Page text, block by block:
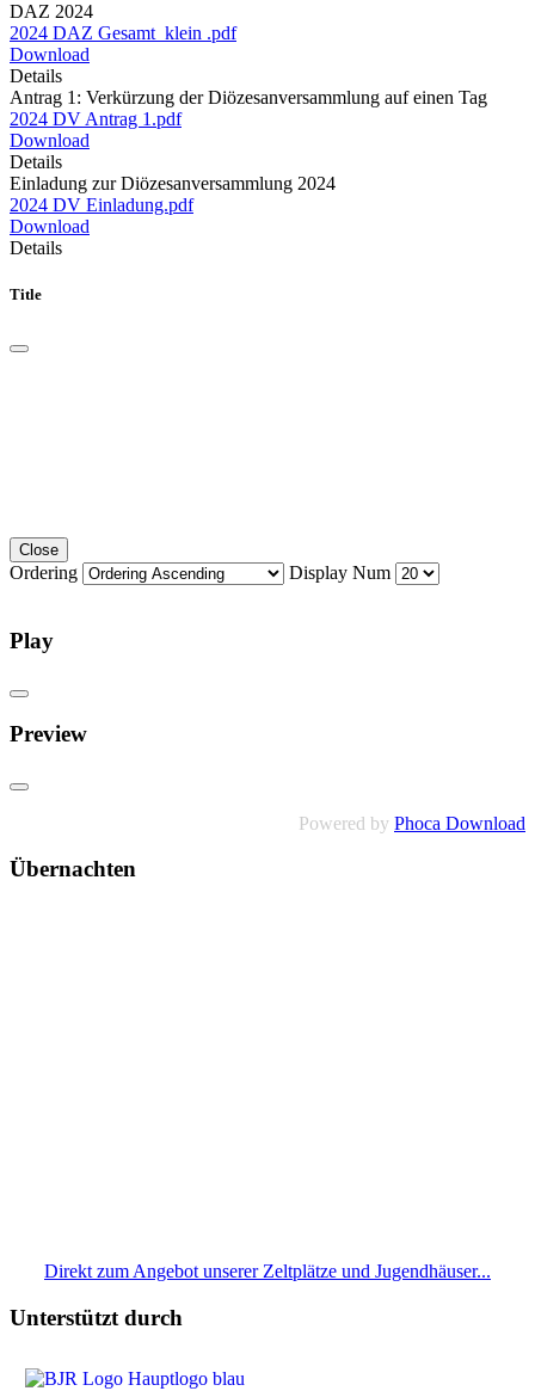
DAZ 2024
2024 DAZ Gesamt_klein .pdf
Download
Details
Antrag 1: Verkürzung der Diözesanversammlung auf einen Tag
2024 DV Antrag 1.pdf
Download
Details
Einladung zur Diözesanversammlung 2024
2024 DV Einladung.pdf
Download
Details
Title
Close
Ordering Display Num
Play
Preview
Powered by Phoca Download
Übernachten
Direkt zum Angebot unserer Zeltplätze und Jugendhäuser...
Unterstützt durch